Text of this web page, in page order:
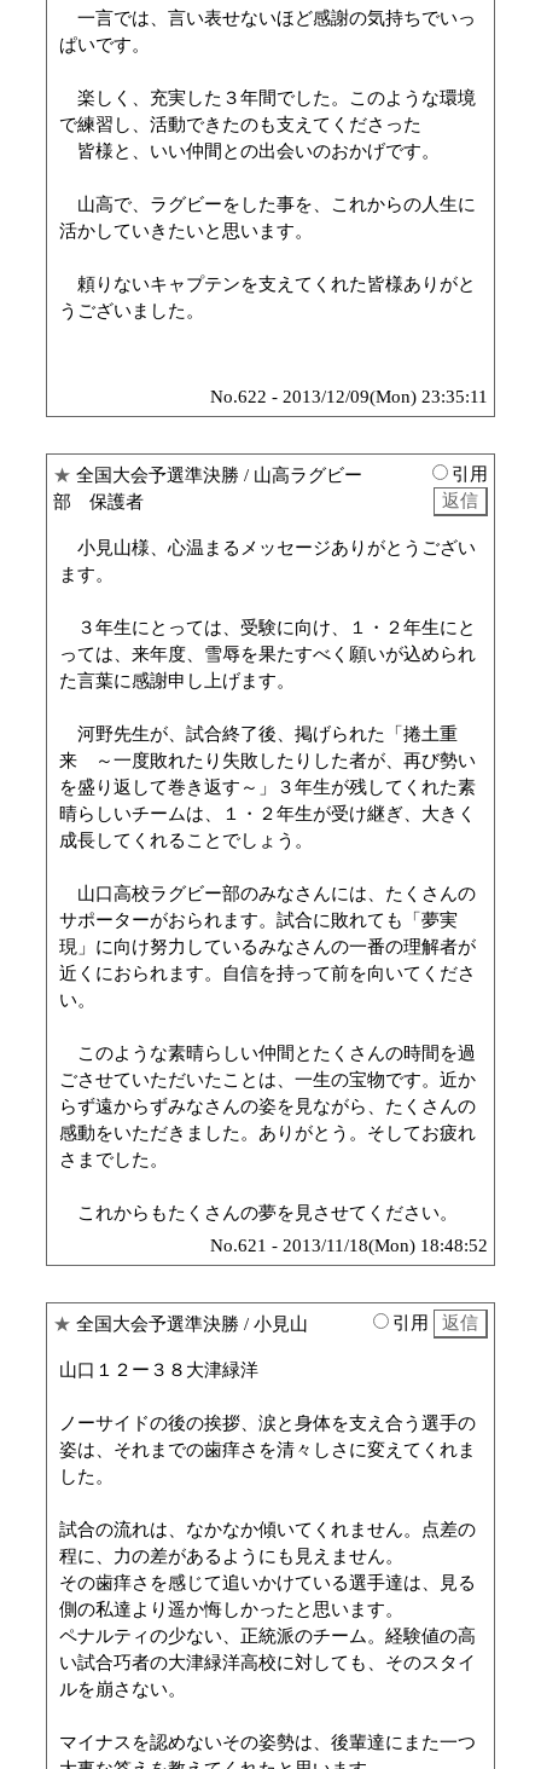
一言では、言い表せないほど感謝の気持ちでいっ
ぱいです。
楽しく、充実した３年間でした。このような環境
で練習し、活動できたのも支えてくださった
皆様と、いい仲間との出会いのおかげです。
山高で、ラグビーをした事を、これからの人生に
活かしていきたいと思います。
頼りないキャプテンを支えてくれた皆様ありがと
うございました。
No.622 - 2013/12/09(Mon) 23:35:11
★ 全国大会予選準決勝 / 山高ラグビー
部 保護者
引用
小見山様、心温まるメッセージありがとうござい
ます。
３年生にとっては、受験に向け、１・２年生にと
っては、来年度、雪辱を果たすべく願いが込められ
た言葉に感謝申し上げます。
河野先生が、試合終了後、掲げられた「捲土重
来 ～一度敗れたり失敗したりした者が、再び勢い
を盛り返して巻き返す～」３年生が残してくれた素
晴らしいチームは、１・２年生が受け継ぎ、大きく
成長してくれることでしょう。
山口高校ラグビー部のみなさんには、たくさんの
サポーターがおられます。試合に敗れても「夢実
現」に向け努力しているみなさんの一番の理解者が
近くにおられます。自信を持って前を向いてくださ
い。
このような素晴らしい仲間とたくさんの時間を過
ごさせていただいたことは、一生の宝物です。近か
らず遠からずみなさんの姿を見ながら、たくさんの
感動をいただきました。ありがとう。そしてお疲れ
さまでした。
これからもたくさんの夢を見させてください。
No.621 - 2013/11/18(Mon) 18:48:52
★ 全国大会予選準決勝 / 小見山 引用
山口１２ー３８大津緑洋
ノーサイドの後の挨拶、涙と身体を支え合う選手の
姿は、それまでの歯痒さを清々しさに変えてくれま
した。
試合の流れは、なかなか傾いてくれません。点差の
程に、力の差があるようにも見えません。
その歯痒さを感じて追いかけている選手達は、見る
側の私達より遥か悔しかったと思います。
ペナルティの少ない、正統派のチーム。経験値の高
い試合巧者の大津緑洋高校に対しても、そのスタイ
ルを崩さない。
マイナスを認めないその姿勢は、後輩達にまた一つ